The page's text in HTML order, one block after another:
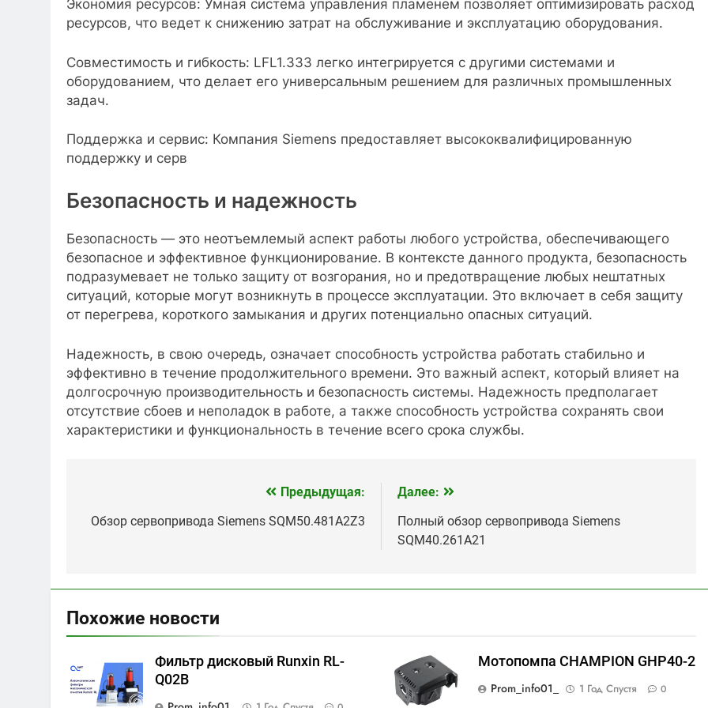
Экономия ресурсов: Умная система управления пламенем позволяет оптимизировать расход
ресурсов, что ведет к снижению затрат на обслуживание и эксплуатацию оборудования.
Совместимость и гибкость: LFL1.333 легко интегрируется с другими системами и
оборудованием, что делает его универсальным решением для различных промышленных
задач.
Поддержка и сервис: Компания Siemens предоставляет высококвалифицированную
поддержку и серв
Безопасность и надежность
Безопасность — это неотъемлемый аспект работы любого устройства, обеспечивающего
безопасное и эффективное функционирование. В контексте данного продукта, безопасность
подразумевает не только защиту от возгорания, но и предотвращение любых нештатных
ситуаций, которые могут возникнуть в процессе эксплуатации. Это включает в себя защиту
от перегрева, короткого замыкания и других потенциально опасных ситуаций.
Надежность, в свою очередь, означает способность устройства работать стабильно и
эффективно в течение продолжительного времени. Это важный аспект, который влияет на
долгосрочную производительность и безопасность системы. Надежность предполагает
отсутствие сбоев и неполадок в работе, а также способность устройства сохранять свои
характеристики и функциональность в течение всего срока службы.
по
Предыдущая:
Обзор сервопривода Siemens SQM50.481A2Z3
Далее:
Полный обзор сервопривода Siemens
SQM40.261A21
Похожие новости
Фильтр дисковый Runxin RL-
Q02B
Мотопомпа CHAMPION GHP40-2
Prom_info01_
1 Год Спустя 0